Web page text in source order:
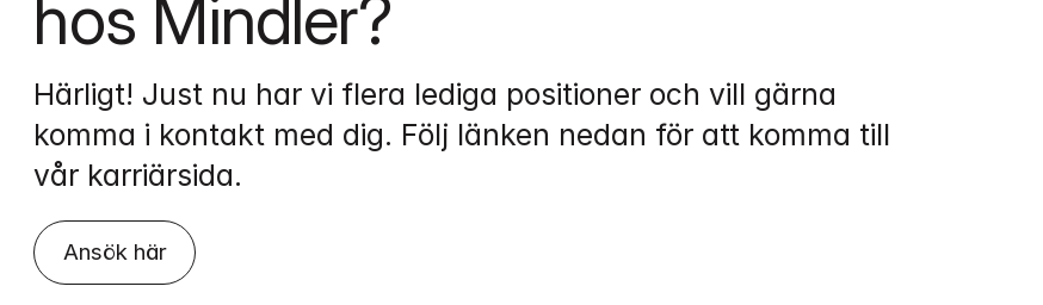
hos Mindler?
Härligt! Just nu har vi flera lediga positioner och vill gärna
komma i kontakt med dig. Följ länken nedan för att komma till
vår karriärsida.
Ansök här